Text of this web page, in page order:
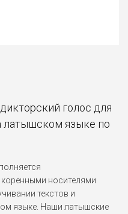
голос для
латышском языке по
носителями
текстов и
языке. Наши латышские